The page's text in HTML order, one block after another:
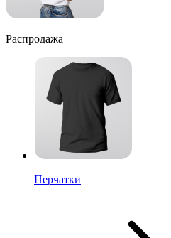
Распродажа
Перчатки